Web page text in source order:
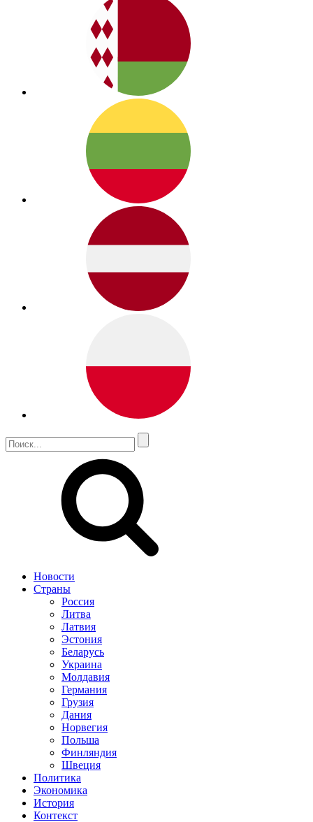
Новости
Страны
Россия
Литва
Латвия
Эстония
Беларусь
Украина
Молдавия
Германия
Грузия
Дания
Норвегия
Польша
Финляндия
Швеция
Политика
Экономика
История
Контекст